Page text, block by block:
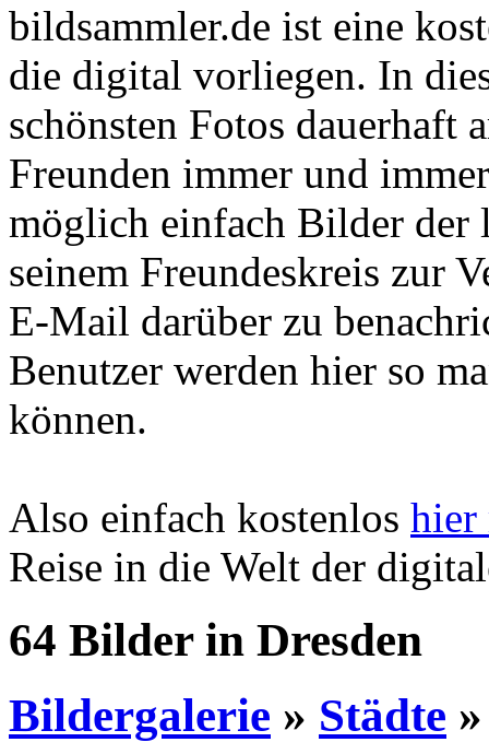
bildsammler.de ist eine
die digital vorliegen. In
schönsten Fotos dauerhaft
Freunden immer und
möglich einfach Bilder der
seinem Freundeskreis zur
E-Mail darüber zu
Benutzer werden hier so
können.
Also einfach kostenlos hier
Reise in die Welt der
64 Bilder in Dresden
Bildergalerie » Städte